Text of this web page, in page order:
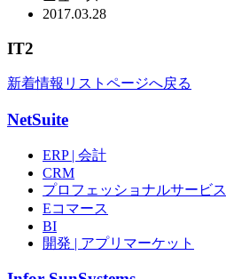
2017.03.28
IT2
新着情報リストページへ戻る
NetSuite
ERP | 会計
CRM
プロフェッショナルサービス
Eコマース
BI
開発 | アプリマーケット